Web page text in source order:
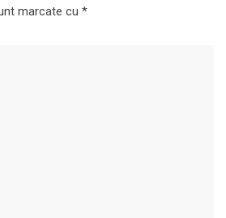
marcate cu *